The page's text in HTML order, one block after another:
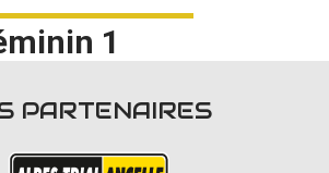
1
PARTENAIRES